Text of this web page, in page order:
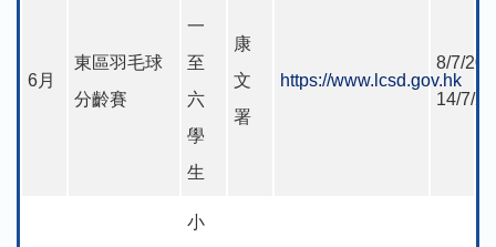
6月
東區羽毛球
分齡賽
一
至
六
學
生
康
文
署
https://www.lcsd.gov.hk
8/7/
14/7/
小